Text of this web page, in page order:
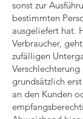
sonst zur
bestimmten
ausgeliefert hat.
Verbraucher,
zufälligen
grundsätzlich
an den Kunden